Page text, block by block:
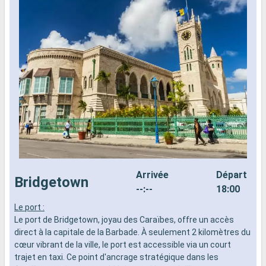
Bridgetown
Arrivée
--:--
Départ
18:00
Le port :
Le port de Bridgetown, joyau des Caraïbes, offre un accès
direct à la capitale de la Barbade. À seulement 2 kilomètres du
cœur vibrant de la ville, le port est accessible via un court
trajet en taxi. Ce point d'ancrage stratégique dans les